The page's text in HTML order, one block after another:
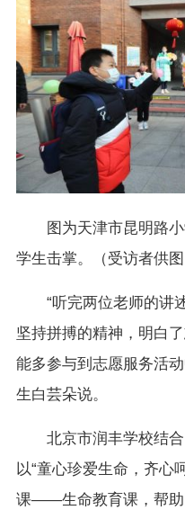
图为天津市昆明路
学生击掌。（受访者供图
“听完两位老师的讲
坚持拼搏的精神，明白
能多参与到志愿服务活
生白芸朵说。
北京市润丰学校结
以“童心珍爱生命，齐心
课——生命教育课，帮助